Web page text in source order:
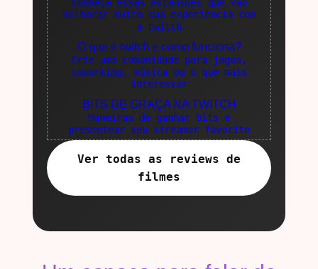
melhorar muito sua experiência com
a twitch
O que é twitch e como funciona?
Crie uma comunidade para jogos,
coworking, música ou o que mais
interessar
BITS DE GRAÇA NA TWITCH
Maneiras de ganhar bits e
presentear seu streamer favorito
Ver todas as reviews de
filmes